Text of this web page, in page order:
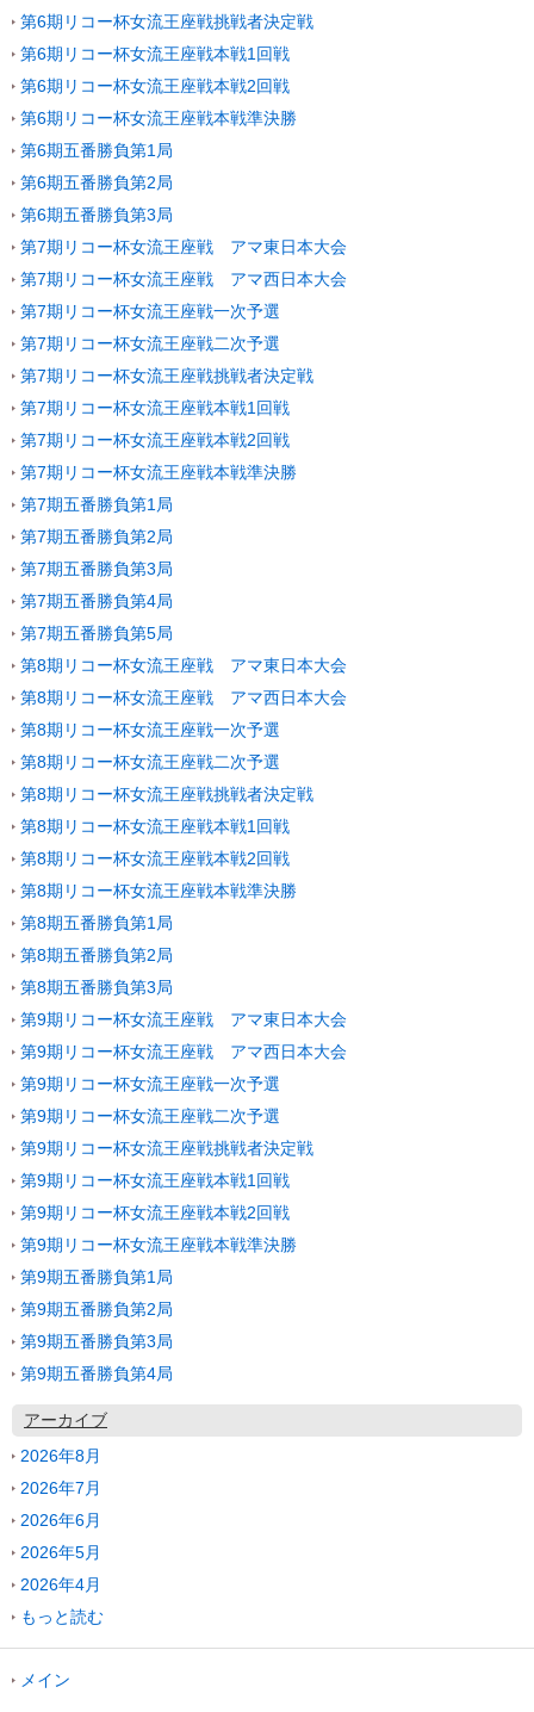
第6期リコー杯女流王座戦挑戦者決定戦
第6期リコー杯女流王座戦本戦1回戦
第6期リコー杯女流王座戦本戦2回戦
第6期リコー杯女流王座戦本戦準決勝
第6期五番勝負第1局
第6期五番勝負第2局
第6期五番勝負第3局
第7期リコー杯女流王座戦 アマ東日本大会
第7期リコー杯女流王座戦 アマ西日本大会
第7期リコー杯女流王座戦一次予選
第7期リコー杯女流王座戦二次予選
第7期リコー杯女流王座戦挑戦者決定戦
第7期リコー杯女流王座戦本戦1回戦
第7期リコー杯女流王座戦本戦2回戦
第7期リコー杯女流王座戦本戦準決勝
第7期五番勝負第1局
第7期五番勝負第2局
第7期五番勝負第3局
第7期五番勝負第4局
第7期五番勝負第5局
第8期リコー杯女流王座戦 アマ東日本大会
第8期リコー杯女流王座戦 アマ西日本大会
第8期リコー杯女流王座戦一次予選
第8期リコー杯女流王座戦二次予選
第8期リコー杯女流王座戦挑戦者決定戦
第8期リコー杯女流王座戦本戦1回戦
第8期リコー杯女流王座戦本戦2回戦
第8期リコー杯女流王座戦本戦準決勝
第8期五番勝負第1局
第8期五番勝負第2局
第8期五番勝負第3局
第9期リコー杯女流王座戦 アマ東日本大会
第9期リコー杯女流王座戦 アマ西日本大会
第9期リコー杯女流王座戦一次予選
第9期リコー杯女流王座戦二次予選
第9期リコー杯女流王座戦挑戦者決定戦
第9期リコー杯女流王座戦本戦1回戦
第9期リコー杯女流王座戦本戦2回戦
第9期リコー杯女流王座戦本戦準決勝
第9期五番勝負第1局
第9期五番勝負第2局
第9期五番勝負第3局
第9期五番勝負第4局
アーカイブ
2026年8月
2026年7月
2026年6月
2026年5月
2026年4月
もっと読む
メイン